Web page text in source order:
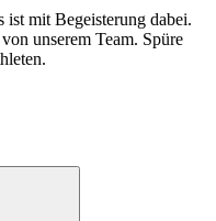
ist mit Begeisterung dabei.
unserem Team. Spüre